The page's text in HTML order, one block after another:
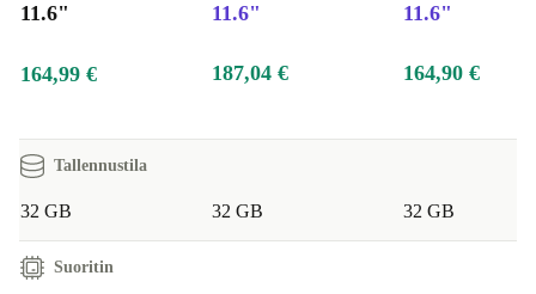
11.6"
11.6"
11.6"
164,99 € 187,04 € 164,90 €
Tallennustila
32 GB 32 GB 32 GB
Suoritin